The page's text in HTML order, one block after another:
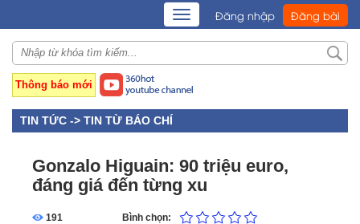
TOGGLE
NAVIGATION
Đăng nhập Đăng bài
Thông báo mới
TIN TỨC -> TIN TỪ BÁO CHÍ
Gonzalo Higuain: 90 triệu euro,
đáng giá đến từng xu
191 Bình chọn: